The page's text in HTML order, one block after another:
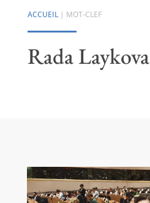
ACCUEIL| MOT-CLEF
Rada Laykova